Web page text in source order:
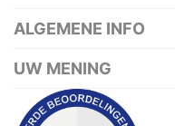
ALGEMENE INFO
UW MENING